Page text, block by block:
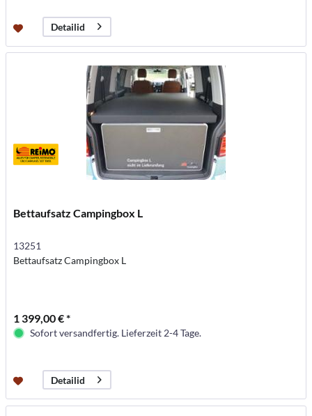
Detailid
Bettaufsatz Campingbox L
13251
Bettaufsatz Campingbox L
1 399,00 € *
Sofort versandfertig. Lieferzeit 2-4 Tage.
Detailid